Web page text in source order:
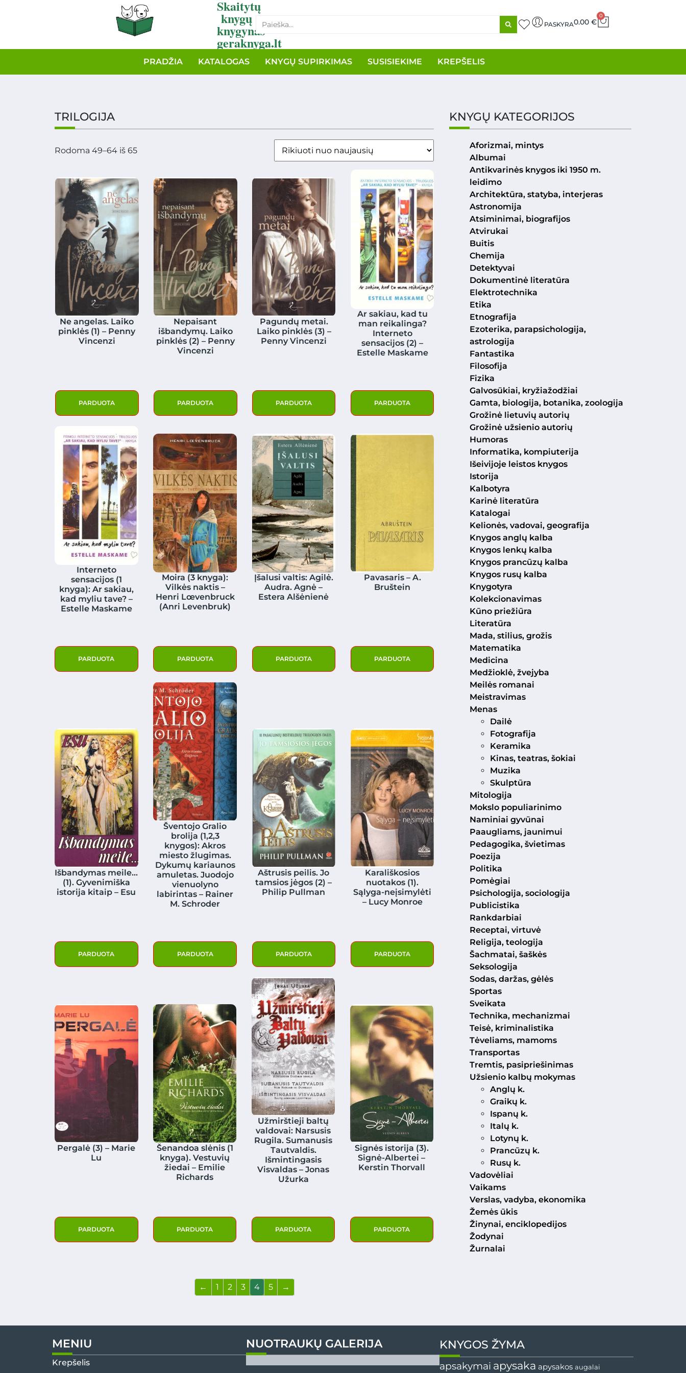
Skaitytų
knygų
knygynas
geraknyga.lt
PASKYRA0.00 €
0
PRADŽIA KATALOGAS KNYGŲ SUPIRKIMAS SUSISIEKIME KREPŠELIS
TRILOGIJA
Rodoma 49–64 iš 65
Ne angelas. Laiko
pinklės (1) – Penny
Vincenzi
PARDUOTA
Nepaisant
išbandymų. Laiko
pinklės (2) – Penny
Vincenzi
PARDUOTA
Pagundų metai.
Laiko pinklės (3) –
Penny Vincenzi
PARDUOTA
Ar sakiau, kad tu
man reikalinga?
Interneto
sensacijos (2) –
Estelle Maskame
PARDUOTA
Interneto
sensacijos (1
knyga): Ar sakiau,
kad myliu tave? –
Estelle Maskame
PARDUOTA
Moira (3 knyga):
Vilkės naktis –
Henri Lœvenbruck
(Anri Levenbruk)
PARDUOTA
Įšalusi valtis: Agilė.
Audra. Agnė –
Estera Alšėnienė
PARDUOTA
Pavasaris – A.
Bruštein
PARDUOTA
Išbandymas meile…
(1). Gyvenimiška
istorija kitaip – Esu
PARDUOTA
Šventojo Gralio
brolija (1,2,3
knygos): Akros
miesto žlugimas.
Dykumų kariaunos
amuletas. Juodojo
vienuolyno
labirintas – Rainer
M. Schroder
PARDUOTA
Aštrusis peilis. Jo
tamsios jėgos (2) –
Philip Pullman
PARDUOTA
Karališkosios
nuotakos (1).
Sąlyga-neįsimylėti
– Lucy Monroe
PARDUOTA
Pergalė (3) – Marie
Lu
PARDUOTA
Šenandoa slėnis (1
knyga). Vestuvių
žiedai – Emilie
Richards
PARDUOTA
Užmirštieji baltų
valdovai: Narsusis
Rugila. Sumanusis
Tautvaldis.
Išmintingasis
Visvaldas – Jonas
Užurka
PARDUOTA
Signės istorija (3).
Signė-Albertei –
Kerstin Thorvall
PARDUOTA
← 1 2 3 4 5 →
KNYGŲ KATEGORIJOS
Aforizmai, mintys
Albumai
Antikvarinės knygos iki 1950 m.
leidimo
Architektūra, statyba, interjeras
Astronomija
Atsiminimai, biografijos
Atvirukai
Buitis
Chemija
Detektyvai
Dokumentinė literatūra
Elektrotechnika
Etika
Etnografija
Ezoterika, parapsichologija,
astrologija
Fantastika
Filosofija
Fizika
Galvosūkiai, kryžiažodžiai
Gamta, biologija, botanika, zoologija
Grožinė lietuvių autorių
Grožinė užsienio autorių
Humoras
Informatika, kompiuterija
Išeivijoje leistos knygos
Istorija
Kalbotyra
Karinė literatūra
Katalogai
Kelionės, vadovai, geografija
Knygos anglų kalba
Knygos lenkų kalba
Knygos prancūzų kalba
Knygos rusų kalba
Knygotyra
Kolekcionavimas
Kūno priežiūra
Literatūra
Mada, stilius, grožis
Matematika
Medicina
Medžioklė, žvejyba
Meilės romanai
Meistravimas
Menas
Dailė
Fotografija
Keramika
Kinas, teatras, šokiai
Muzika
Skulptūra
Mitologija
Mokslo populiarinimo
Naminiai gyvūnai
Paaugliams, jaunimui
Pedagogika, švietimas
Poezija
Politika
Pomėgiai
Psichologija, sociologija
Publicistika
Rankdarbiai
Receptai, virtuvė
Religija, teologija
Šachmatai, šaškės
Seksologija
Sodas, daržas, gėlės
Sportas
Sveikata
Technika, mechanizmai
Teisė, kriminalistika
Tėveliams, mamoms
Transportas
Tremtis, pasipriešinimas
Užsienio kalbų mokymas
Anglų k.
Graikų k.
Ispanų k.
Italų k.
Lotynų k.
Prancūzų k.
Rusų k.
Vadovėliai
Vaikams
Verslas, vadyba, ekonomika
Žemės ūkis
Žinynai, enciklopedijos
Žodynai
Žurnalai
MENIU
Krepšelis
NUOTRAUKŲ GALERIJA KNYGOS ŽYMA
apsakymai apysaka apysakos augalai